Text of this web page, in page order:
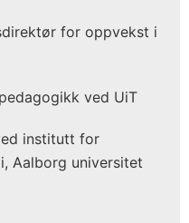
for oppvekst i
ved UiT
institutt for
Aalborg universitet